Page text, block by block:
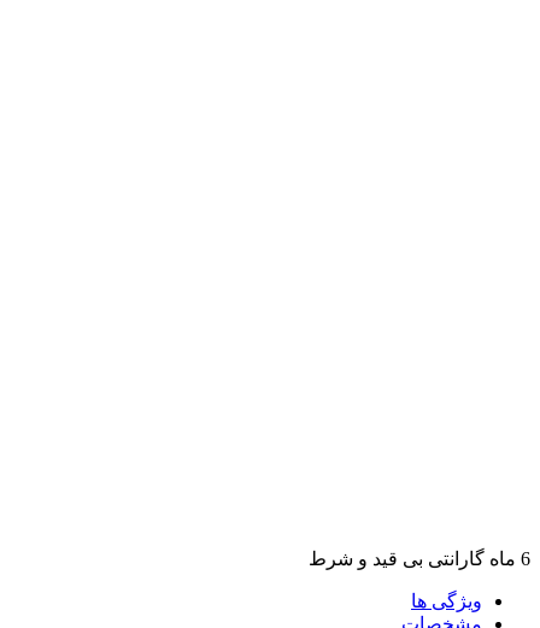
6 ماه گارانتی بی قید و شرط
ویژگی ها